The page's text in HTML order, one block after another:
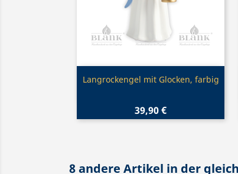
Vorschau
Langrockengel mit Glocken, farbig
39,90 €
8 andere Artikel in der